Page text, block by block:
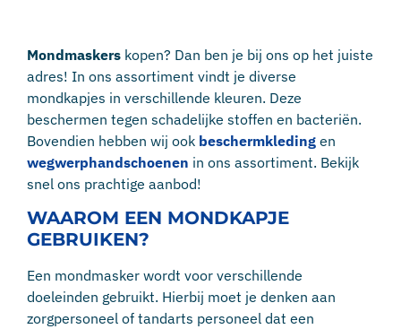
Mondmaskers kopen? Dan ben je bij ons op het juiste
adres! In ons assortiment vindt je diverse
mondkapjes in verschillende kleuren. Deze
beschermen tegen schadelijke stoffen en bacteriën.
Bovendien hebben wij ook beschermkleding en
wegwerphandschoenen in ons assortiment. Bekijk
snel ons prachtige aanbod!
WAAROM EEN MONDKAPJE
GEBRUIKEN?
Een mondmasker wordt voor verschillende
doeleinden gebruikt. Hierbij moet je denken aan
zorgpersoneel of tandarts personeel dat een